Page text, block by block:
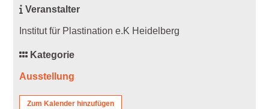
Veranstalter
Institut für Plastination e.K Heidelberg
Kategorie
Ausstellung
Zum Kalender hinzufügen